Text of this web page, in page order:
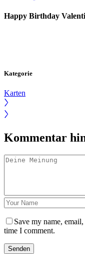
Happy Birthday
Kategorie
Karten
Kommentar
Save my name,
time I comment.
Senden